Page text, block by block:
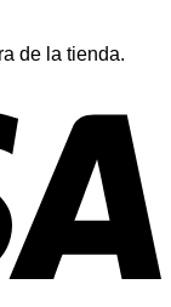
de la tienda.